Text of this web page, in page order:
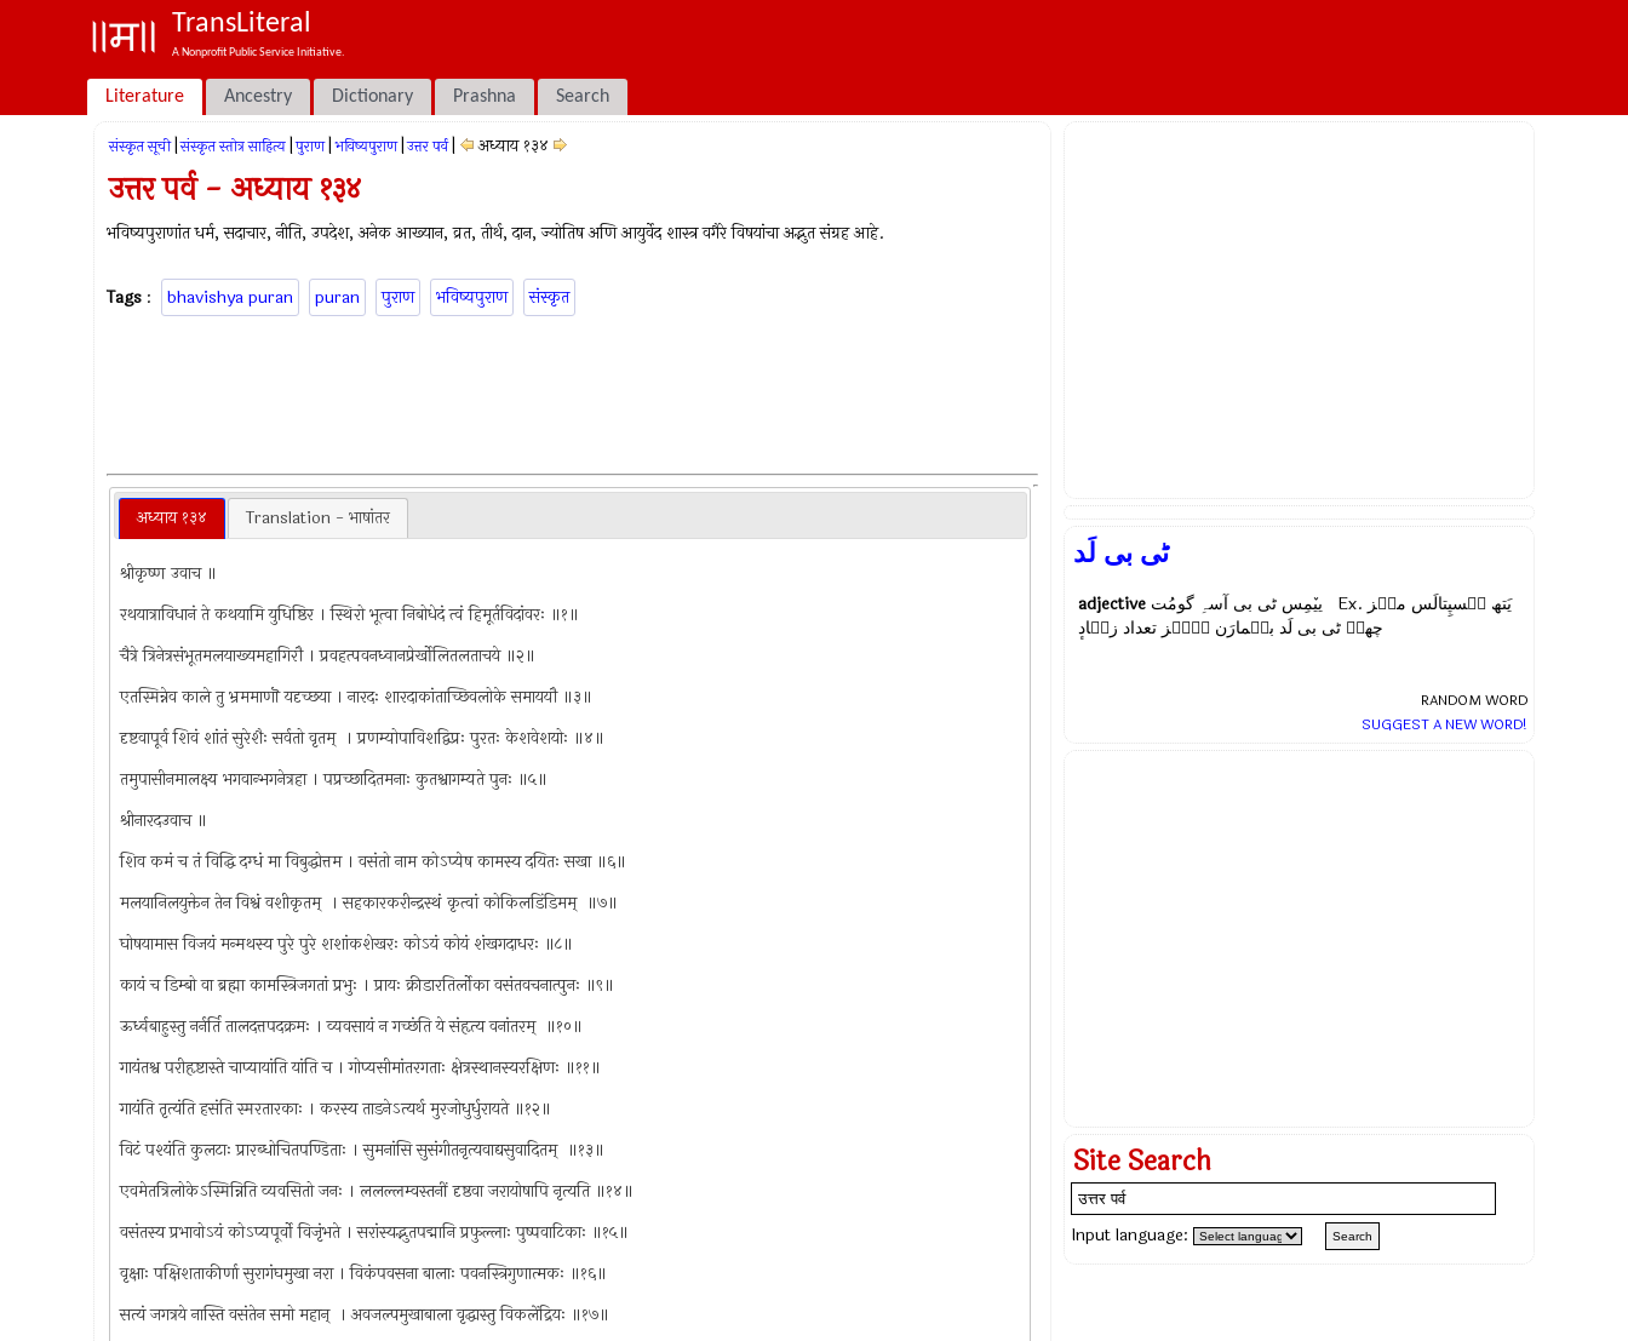
TransLiteral
A Nonprofit Public Service Initiative.
Literature Ancestry Dictionary Prashna Search
संस्कृत सूची संस्कृत स्तोत्र साहित्य पुराण भविष्यपुराण उत्तर पर्व अध्याय १३४
उत्तर पर्व - अध्याय १३४
भविष्यपुराणांत धर्म, सदाचार, नीति, उपदेश, अनेक आख्यान, व्रत, तीर्थ, दान, ज्योतिष अणि आयुर्वेद शास्त्र वगैरे विषयांचा अद्भुत संग्रह आहे.
Tags : bhavishya puran puran पुराण भविष्यपुराण संस्कृत
अध्याय १३४ Translation - भाषांतर
श्रीकृष्ण उवाच ॥
रथयात्राविधानं ते कथयामि युधिष्ठिर । स्थिरो भूत्वा निबोधेदं त्वं हिमूर्तविदांवरः ॥१॥
चैत्रे त्रिनेत्रसंभूतमलयाख्यमहागिरौ । प्रवहत्पवनध्वानप्रेर्खोलितलताचये ॥२॥
एतस्मिन्नेव काले तु भ्रममाणॊ यदृच्छया । नारदः शारदाकांताच्छिवलोके समाययौ ॥३॥
दृष्टवापूर्व शिवं शांतं सुरेशैः सर्वतो वृतम् ‍ । प्रणम्योपाविशद्विप्रः पुरतः केशवेशयोः ॥४॥
तमुपासीनमालक्ष्य भगवान्भगनेत्रहा । पप्रच्छादितमनाः कुतश्वागम्यते पुनः ॥५॥
श्रीनारदउवाच ॥
शिव कमं च तं विद्धि दग्धं मा विबुद्धोत्तम । वसंतो नाम कोऽप्येष कामस्य दयितः सखा ॥६॥
मलयानिलयुक्तेन तेन विश्वं वशीकृतम् ‍ । सहकारकरीन्द्रस्थं कृत्वां कोकिलडिंडिमम् ‍ ॥७॥
घोषयामास विजयं मन्मथस्य पुरे पुरे शशांकशेखरः कोऽयं कोयं शंखगदाधरः ॥८॥
कायं च डिम्बो वा ब्रह्मा कामस्त्रिजगतां प्रभुः । प्रायः क्रीडारतिर्लोका वसंतवचनात्पुनः ॥९॥
ऊर्ध्वबाहुस्तु नर्नर्ति तालदत्तपदक्रमः । व्यवसायं न गच्छंति ये संहृत्य वनांतरम् ‍ ॥१०॥
गायंतश्व परीहृष्टास्ते चाप्यायांति यांति च । गोप्यसीमांतरगताः क्षेत्रस्थानस्यरक्षिणः ॥११॥
गायंति तृत्यंति हसंति स्मरतारकाः । करस्य ताडनेऽत्यर्थ मुरजोधुर्धुरायते ॥१२॥
विटं पश्यंति कुलटाः प्रारब्धोचितपण्डिताः । सुमनांसि सुसंगीतनृत्यवाद्यसुवादितम् ‍ ॥१३॥
एवमेतत्रिलोकेऽस्मिन्निति व्यवसितो जनः । ललल्लम्वस्तनीं दृष्ठवा जरायोषापि नृत्यति ॥१४॥
वसंतस्य प्रभावोऽयं कोऽप्यपूर्वो विजृंभते । सरांस्यद्भुतपद्मानि प्रफुल्लाः पुष्पवाटिकाः ॥१५॥
वृक्षाः पक्षिशताकीर्णा सुरागंघमुखा नरा । विकंपवसना बालाः पवनस्त्रिगुणात्मकः ॥१६॥
सत्यं जगत्रये नास्ति वसंतेन समो महान् ‍ । अवजल्पमुखाबाला वृद्धास्तु विकलेंद्रियः ॥१७॥
ٹی بی لَد
adjective ییٚمِس ٹی بی آسہِ گومُت Ex. یَتھ ہَسپِتالَس منٛز
چھےٚ ٹی بی لَد بٮ۪مارَن ہٕنٛز تعداد زیٛادٕ
RANDOM WORD
SUGGEST A NEW WORD!
Site Search
Input language: